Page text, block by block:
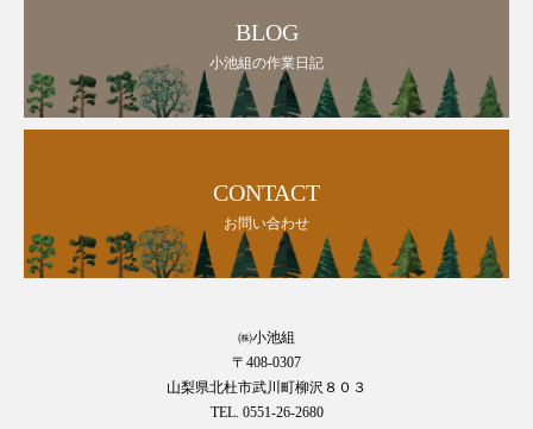
BLOG
小池組の作業日記
CONTACT
お問い合わせ
㈱小池組
〒408-0307
山梨県北杜市武川町柳沢８０３
TEL. 0551-26-2680